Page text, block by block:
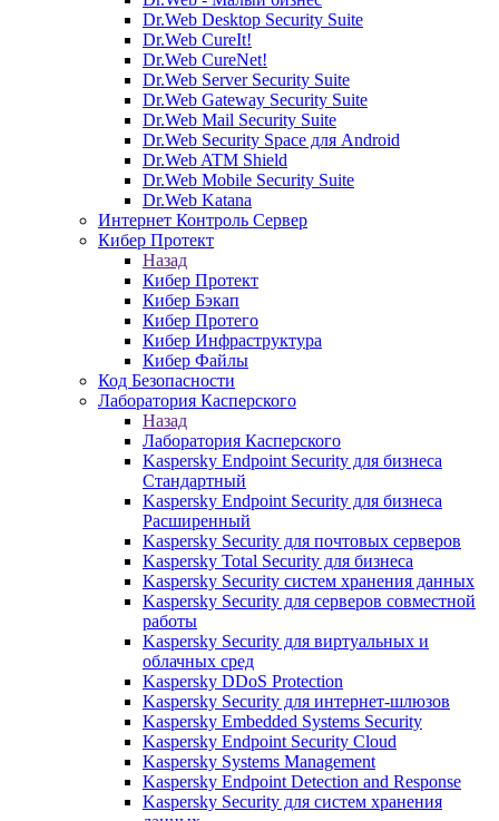
Dr.Web Desktop Security Suite
Dr.Web CureIt!
Dr.Web CureNet!
Dr.Web Server Security Suite
Dr.Web Gateway Security Suite
Dr.Web Mail Security Suite
Dr.Web Security Space для Android
Dr.Web ATM Shield
Dr.Web Mobile Security Suite
Dr.Web Katana
Интернет Контроль Сервер
Кибер Протект
Назад
Кибер Протект
Кибер Бэкап
Кибер Протего
Кибер Инфраструктура
Кибер Файлы
Код Безопасности
Лаборатория Касперского
Назад
Лаборатория Касперского
Kaspersky Endpoint Security для бизнеса
Стандартный
Kaspersky Endpoint Security для бизнеса
Расширенный
Kaspersky Security для почтовых серверов
Kaspersky Total Security для бизнеса
Kaspersky Security систем хранения данных
Kaspersky Security для серверов совместной
работы
Kaspersky Security для виртуальных и
облачных сред
Kaspersky DDoS Protection
Kaspersky Security для интернет-шлюзов
Kaspersky Embedded Systems Security
Kaspersky Endpoint Security Cloud
Kaspersky Systems Management
Kaspersky Endpoint Detection and Response
Kaspersky Security для систем хранения